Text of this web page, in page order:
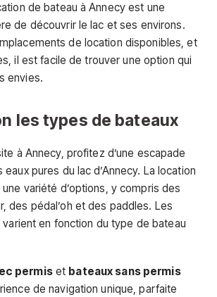
de bateau à Annecy est une
de découvrir le lac et ses environs.
de location disponibles, et
il est facile de trouver une option qui
envies.
les types de bateaux
à Annecy, profitez d’une escapade
pures du lac d’Annecy. La location
variété d’options, y compris des
des pédal’oh et des paddles. Les
en fonction du type de bateau
permiset bateaux sans permis
de navigation unique, parfaite